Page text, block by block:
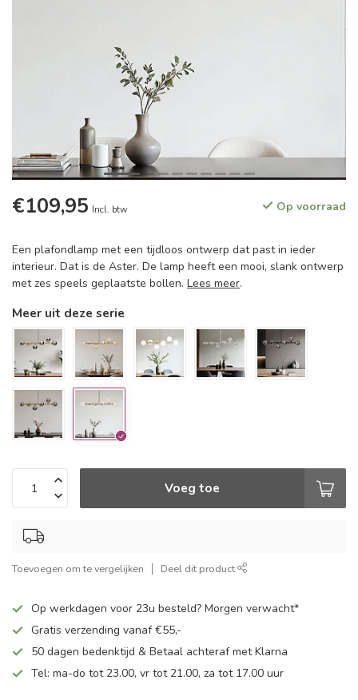
€109,95 Incl. btw Op voorraad
Een plafondlamp met een tijdloos ontwerp dat past in ieder
interieur. Dat is de Aster. De lamp heeft een mooi, slank ontwerp
met zes speels geplaatste bollen. Lees meer.
Meer uit deze serie
Voeg toe
Toevoegen om te vergelijken Deel dit product
Op werkdagen voor 23u besteld? Morgen verwacht*
Gratis verzending vanaf €55,-
50 dagen bedenktijd & Betaal achteraf met Klarna
Tel: ma-do tot 23.00, vr tot 21.00, za tot 17.00 uur